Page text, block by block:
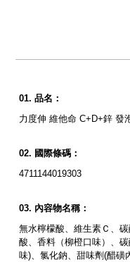
品名：
力度伸 維他命 C+D+鋅 發
國際條碼：
4711144019303
內容物名稱：
無水檸檬酸、維生素Ｃ、
酸、香料（柳橙口味）、
味)、氯化鈉、甜味劑(醋磺